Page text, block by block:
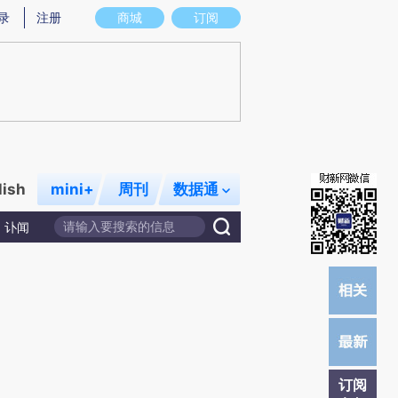
商城 订阅
注册
mini+ 周刊 数据通
讣闻
订阅